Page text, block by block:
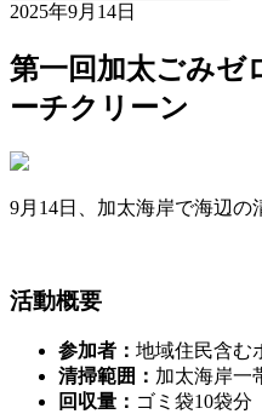
2025年9月14日
第一回加太ごみゼ
ーチクリーン
9月14日、加太海岸で海辺の
活動概要
参加者： 地域住民含む
清掃範囲： 加太海岸一
回収量： ゴミ袋10袋分